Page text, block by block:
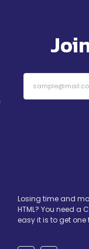
Losing time and
HTML? You need a
easy it is to get one